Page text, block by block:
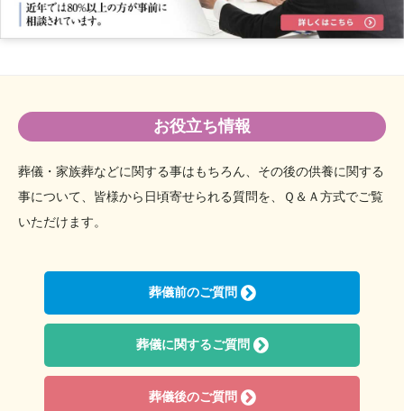
2022年6月
2022年4月
2021年12月
2021年9月
2021年7月
2021年6月
2021年4月
2019年11月
2019年8月
お役立ち情報
葬儀・家族葬などに関する事はもちろん、その後の供養に関する
事について、 皆様から日頃寄せられる質問を、Ｑ＆Ａ方式でご覧
いただけます。
葬儀前のご質問
葬儀に関するご質問
葬儀後のご質問